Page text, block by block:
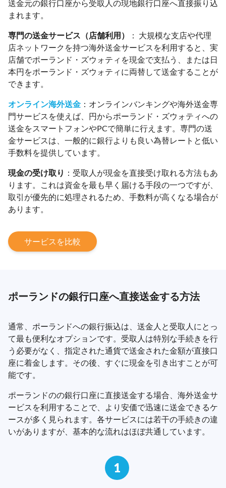
送金元の銀行口座から受取人の現地銀行口座へ直接振り込
まれます。
専門の送金サービス（店舗利用）
： 大規模な支店や代理
店ネットワークを持つ海外送金サービスを利用すると、実
店舗でポーランド・ズウォティを現金で支払う、または日
本円をポーランド・ズウォティに両替して送金することが
できます。
オンライン海外送金 ：オンラインバンキングや海外送金専
門サービスを使えば、円からポーランド・ズウォティへの
送金をスマートフォンやPCで簡単に行えます。専門の送
金サービスは、一般的に銀行よりも良い為替レートと低い
手数料を提供しています。
現金の受け取り ：受取人が現金を直接受け取れる方法もあ
ります。これは資金を最も早く届ける手段の一つですが、
取引が優先的に処理されるため、手数料が高くなる場合が
あります。
サービスを比較
ポーランドの銀行口座へ直接送金する方法
通常、ポーランドへの銀行振込は、送金人と受取人にとっ
て最も便利なオプションです。受取人は特別な手続きを行
う必要がなく、指定された通貨で送金された金額が直接口
座に着金します。その後、すぐに現金を引き出すことが可
能です。
ポーランドのの銀行口座に直接送金する場合、海外送金サ
ービスを利用することで、より安価で迅速に送金できるケ
ースが多く見られます。各サービスには若干の手続きの違
いがありますが、基本的な流れはほぼ共通しています。
1